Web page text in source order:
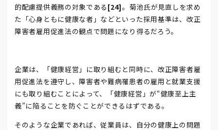
的配慮提供義務の対象である [24]。菊池氏が見直しを求め
た「心身ともに健康な者」などといった採用基準は、改正
障害者雇用促進法の観点で問題になり得るだろう。
企業は、「健康経営」に取り組むと同時に、改正障害者雇
用促進法を遵守し、障害者や難病罹患者の雇用と就業支援
にも取り組むことによって、「健康経営」が“健康至上主
義”に陥ることを防ぐことができるはずである。
そのような企業であれば、従業員は、自分の健康上の問題